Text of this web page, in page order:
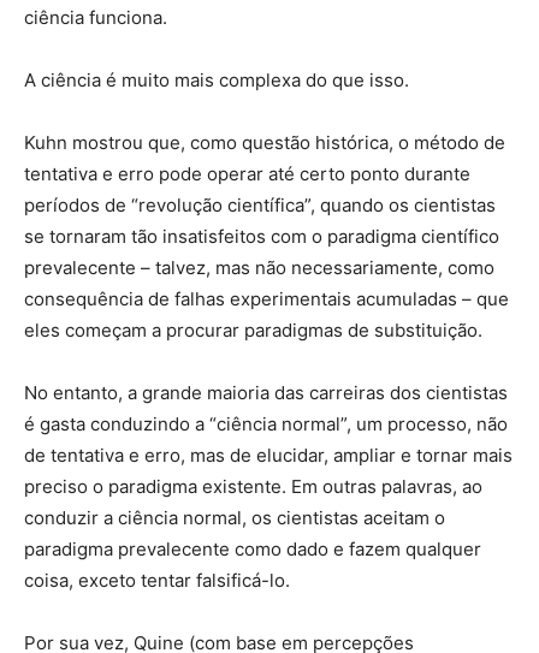
ciência funciona.
A ciência é muito mais complexa do que isso.
Kuhn mostrou que, como questão histórica, o método de
tentativa e erro pode operar até certo ponto durante
períodos de “revolução científica”, quando os cientistas
se tornaram tão insatisfeitos com o paradigma científico
prevalecente – talvez, mas não necessariamente, como
consequência de falhas experimentais acumuladas – que
eles começam a procurar paradigmas de substituição.
No entanto, a grande maioria das carreiras dos cientistas
é gasta conduzindo a “ciência normal”, um processo, não
de tentativa e erro, mas de elucidar, ampliar e tornar mais
preciso o paradigma existente. Em outras palavras, ao
conduzir a ciência normal, os cientistas aceitam o
paradigma prevalecente como dado e fazem qualquer
coisa, exceto tentar falsificá-lo.
Por sua vez, Quine (com base em percepções